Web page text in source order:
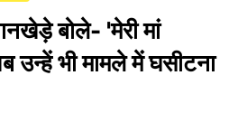
बोले- 'मेरी मां
उन्हें भी मामले में घसीटना